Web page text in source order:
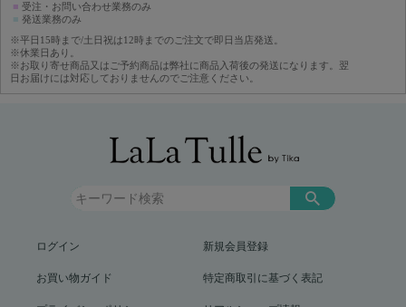
■ 受注・お問い合わせ業務のみ
■ 発送業務のみ
※平日15時まで/土日祝は12時までのご注文で即日当店発送。
※休業日あり。
※お取り寄せ商品又はご予約商品は弊社に商品入荷後の発送になります。翌
日お届けには対応しておりませんのでご注意ください。
ログイン 新規会員登録
お買い物ガイド 特定商取引に基づく表記